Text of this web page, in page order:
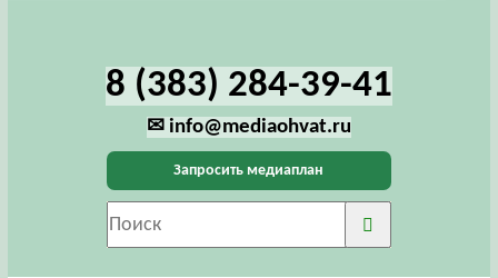
8 (383) 284-39-41
✉ info@mediaohvat.ru
Запросить медиаплан